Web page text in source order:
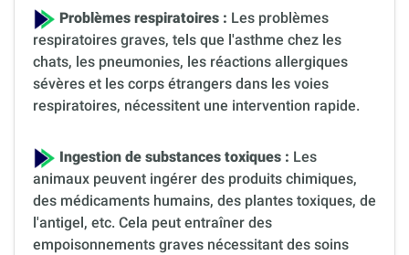
Problèmes respiratoires : Les problèmes
respiratoires graves, tels que l'asthme chez les
chats, les pneumonies, les réactions allergiques
sévères et les corps étrangers dans les voies
respiratoires, nécessitent une intervention rapide.
Ingestion de substances toxiques : Les
animaux peuvent ingérer des produits chimiques,
des médicaments humains, des plantes toxiques, de
l'antigel, etc. Cela peut entraîner des
empoisonnements graves nécessitant des soins